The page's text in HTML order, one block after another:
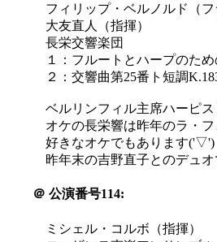
フィリップ・ベルノルド（フ
大友直人（指揮）
長栄交響楽団
１：フルートとハープのた
２：交響曲第25番ト短調
ベルリンフィル主席ハーピ
オケの長栄響は昨年のラ・
好きなオケでもあります('▽')
昨年末の吉野直子とのデュ
＠ 公演番号114:
ミシェル・コルボ（指揮）